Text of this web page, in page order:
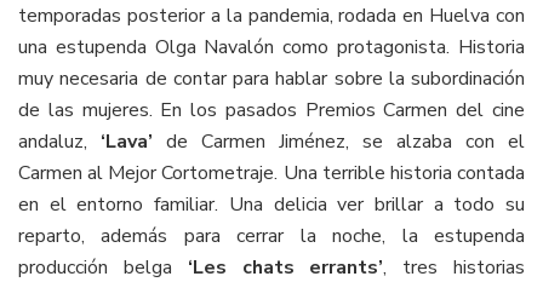
temporadas posterior a la pandemia, rodada en Huelva con
una estupenda Olga Navalón como protagonista. Historia
muy necesaria de contar para hablar sobre la subordinación
de las mujeres. En los pasados Premios Carmen del cine
andaluz, ‘Lava’ de Carmen Jiménez, se alzaba con el
Carmen al Mejor Cortometraje. Una terrible historia contada
en el entorno familiar. Una delicia ver brillar a todo su
reparto, además para cerrar la noche, la estupenda
producción belga ‘Les chats errants’, tres historias